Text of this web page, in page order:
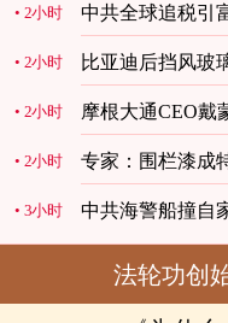
2小时 中共全球追税引
2小时 比亚迪后挡风玻
2小时 摩根大通CEO戴
2小时 专家：围栏漆成
3小时 中共海警船撞自
法轮功创